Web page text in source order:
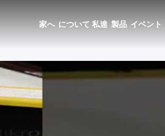
家へ について 私達 製品 イベント